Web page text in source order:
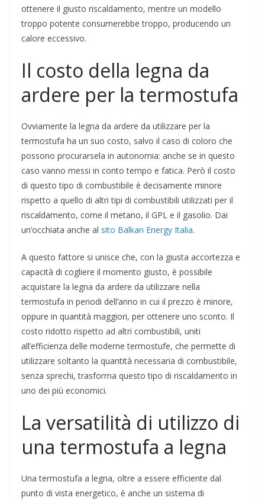
ottenere il giusto riscaldamento, mentre un modello
troppo potente consumerebbe troppo, producendo un
calore eccessivo.
Il costo della legna da
ardere per la termostufa
Ovviamente la legna da ardere da utilizzare per la
termostufa ha un suo costo, salvo il caso di coloro che
possono procurarsela in autonomia: anche se in questo
caso vanno messi in conto tempo e fatica. Però il costo
di questo tipo di combustibile è decisamente minore
rispetto a quello di altri tipi di combustibili utilizzati per il
riscaldamento, come il metano, il GPL e il gasolio. Dai
un’occhiata anche al sito Balkan Energy Italia.
A questo fattore si unisce che, con la giusta accortezza e
capacità di cogliere il momento giusto, è possibile
acquistare la legna da ardere da utilizzare nella
termostufa in periodi dell’anno in cui il prezzo è minore,
oppure in quantità maggiori, per ottenere uno sconto. Il
costo ridotto rispetto ad altri combustibili, uniti
all’efficienza delle moderne termostufe, che permette di
utilizzare soltanto la quantità necessaria di combustibile,
senza sprechi, trasforma questo tipo di riscaldamento in
uno dei più economici.
La versatilità di utilizzo di
una termostufa a legna
Una termostufa a legna, oltre a essere efficiente dal
punto di vista energetico, è anche un sistema di